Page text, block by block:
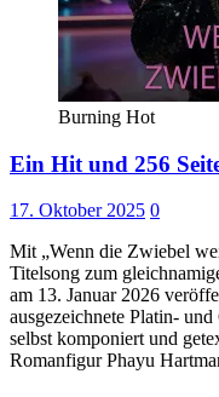
Burning Hot
Ein Hit und 256
17. Oktober 2025 0
Mit „Wenn die Zwiebel
Titelsong zum
am 13. Januar 2026
ausgezeichnete Platin-
selbst komponiert und
Romanfigur Phayu